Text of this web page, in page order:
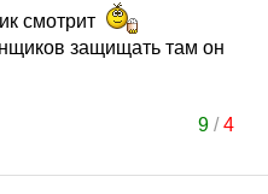
смотрит
защищать там он
9/4